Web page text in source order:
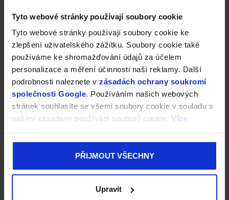
Tyto webové stránky používají soubory cookie
Tyto webové stránky používají soubory cookie ke
zlepšení uživatelského zážitku. Soubory cookie také
používáme ke shromažďování údajů za účelem
personalizace a měření účinnosti naší reklamy. Další
podrobnosti naleznete v zásadách ochrany soukromí
společnosti Google. Používáním našich webových
stránek souhlasíte se všemi soubory cookie v souladu s
našimi zásadami používání souborů cookie. Více
PŘIJMOUT VŠECHNY
Upravit